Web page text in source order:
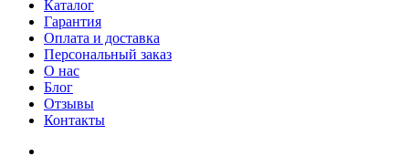
Каталог
Гарантия
Оплата и доставка
Персональный заказ
О нас
Блог
Отзывы
Контакты